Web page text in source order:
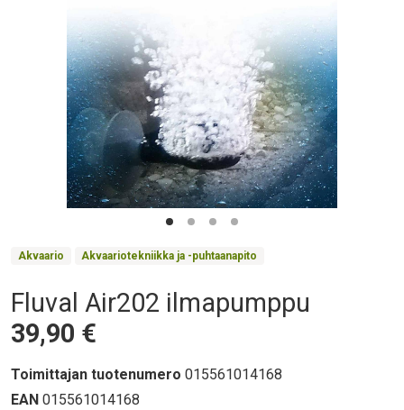
Product Collections
Akvaario Akvaariotekniikka ja -puhtaanapito
Otsikko
Fluval Air202 ilmapumppu
Hinta
39,90 €
Toimittajan tuotenumero 015561014168
EAN 015561014168